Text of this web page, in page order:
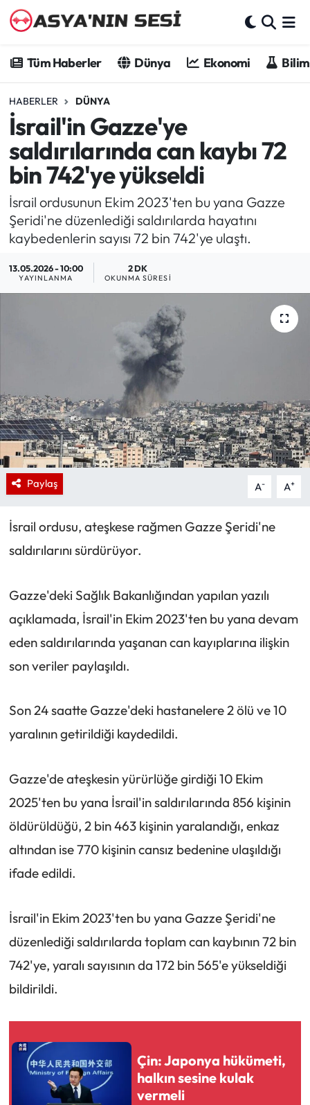
Tüm Haberler Dünya Ekonomi
HABERLER DÜNYA
İsrail'in Gazze'ye
saldırılarında can kaybı 72
bin 742'ye yükseldi
İsrail ordusunun Ekim 2023'ten bu yana Gazze
Şeridi'ne düzenlediği saldırılarda hayatını
kaybedenlerin sayısı 72 bin 742'ye ulaştı.
13.05.2026 - 10:00
YAYINLANMA
2 DK
OKUNMA SÜRESI
Paylaş A- A+
İsrail ordusu, ateşkese rağmen Gazze Şeridi'ne
saldırılarını sürdürüyor.
Gazze'deki Sağlık Bakanlığından yapılan yazılı
açıklamada, İsrail'in Ekim 2023'ten bu yana devam
eden saldırılarında yaşanan can kayıplarına ilişkin
son veriler paylaşıldı.
Son 24 saatte Gazze'deki hastanelere 2 ölü ve 10
yaralının getirildiği kaydedildi.
Gazze'de ateşkesin yürürlüğe girdiği 10 Ekim
2025'ten bu yana İsrail'in saldırılarında 856 kişinin
öldürüldüğü, 2 bin 463 kişinin yaralandığı, enkaz
altından ise 770 kişinin cansız bedenine ulaşıldığı
ifade edildi.
İsrail'in Ekim 2023'ten bu yana Gazze Şeridi'ne
düzenlediği saldırılarda toplam can kaybının 72 bin
742'ye, yaralı sayısının da 172 bin 565'e yükseldiği
bildirildi.
Çin: Japonya hükümeti,
halkın sesine kulak
vermeli
Dünya
Ekonomi
Bilim - Teknoloji
Kültür - Sanat
Spor
Asya-Pasifik